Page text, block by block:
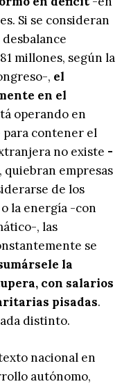
Si se consideran
millones, según la
, el
en el
operando en
para contener el
no existe -
quiebran empresas
de los
la energía -con
, las
se
la
con salarios
pisadas.
distinto.
nacional en
autónomo,